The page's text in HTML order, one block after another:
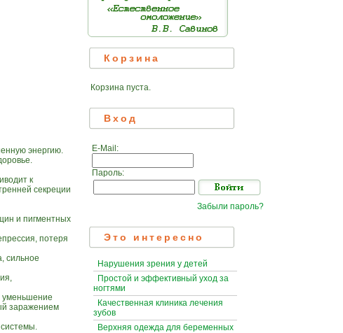
энергию.
к
секреции
и пигментных
потеря
сильное
уменьшение
заражением
Корзина
Корзина пуста.
Вход
E-Mail:
Пароль:
Забыли пароль?
Это интересно
Нарушения зрения у детей
Простой и эффективный уход за
ногтями
Качественная клиника лечения
зубов
Верхняя одежда для беременных